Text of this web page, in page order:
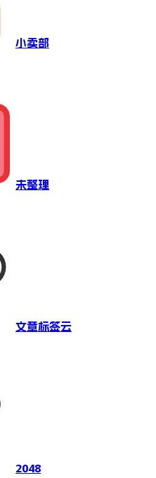
小卖部
未整理
文章标签云
2048